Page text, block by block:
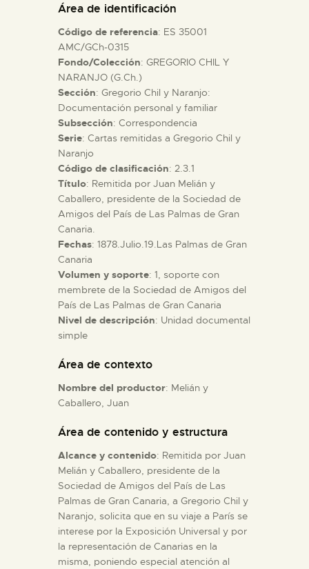
ACTIVIDADES
█
EL MUSEO
COLECCIONES
DIDÁCTICA
ESPAÑOL
Área de identificación
Código de referencia: ES 35001
AMC/GCh-0315
Fondo/Colección: GREGORIO CHIL Y
NARANJO (G.Ch.)
Sección: Gregorio Chil y Naranjo:
Documentación personal y familiar
Subsección: Correspondencia
Serie: Cartas remitidas a Gregorio Chil y
Naranjo
Código de clasificación: 2.3.1
Título: Remitida por Juan Melián y
Caballero, presidente de la Sociedad de
Amigos del País de Las Palmas de Gran
Canaria.
Fechas: 1878.Julio.19.Las Palmas de Gran
Canaria
Volumen y soporte: 1, soporte con
membrete de la Sociedad de Amigos del
País de Las Palmas de Gran Canaria
Nivel de descripción: Unidad documental
simple
Área de contexto
Nombre del productor: Melián y
Caballero, Juan
Área de contenido y estructura
Alcance y contenido: Remitida por Juan
Melián y Caballero, presidente de la
Sociedad de Amigos del País de Las
Palmas de Gran Canaria, a Gregorio Chil y
Naranjo, solicita que en su viaje a París se
interese por la Exposición Universal y por
la representación de Canarias en la
misma, poniendo especial atención al